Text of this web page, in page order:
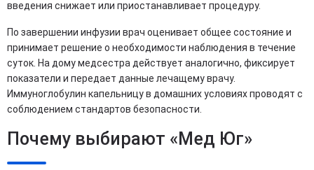
введения снижает или приостанавливает процедуру.
По завершении инфузии врач оценивает общее состояние и
принимает решение о необходимости наблюдения в течение
суток. На дому медсестра действует аналогично, фиксирует
показатели и передает данные лечащему врачу.
Иммуноглобулин капельницу в домашних условиях проводят с
соблюдением стандартов безопасности.
Почему выбирают «Мед Юг»